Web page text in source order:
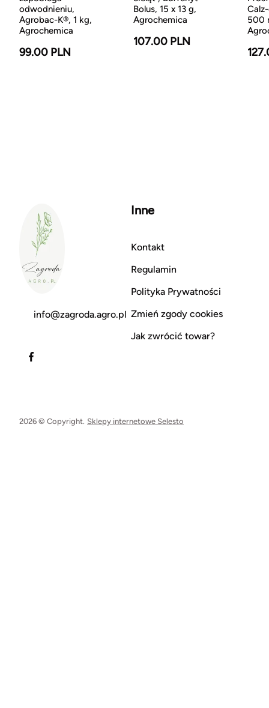
odwodnieniu,
Agrobac-K®, 1 kg,
Agrochemica
99.00 PLN
Bolus, 15 x 13 g,
Agrochemica
107.00 PLN
500
info@zagroda.agro.pl
Inne
Kontakt
Regulamin
Polityka Prywatności
Zmień zgody cookies
Jak zwrócić towar?
2026 © Copyright. Sklepy internetowe Selesto